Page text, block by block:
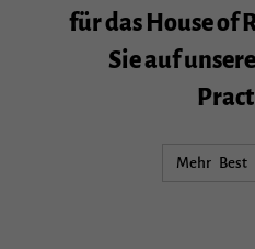
für das House of
Sie auf
Mehr Best